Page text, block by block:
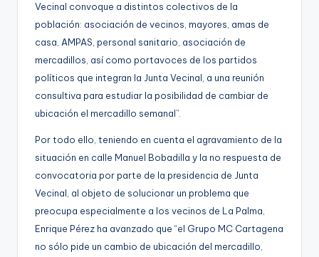
Vecinal convoque a distintos colectivos de la
población: asociación de vecinos, mayores, amas de
casa, AMPAS, personal sanitario, asociación de
mercadillos, así como portavoces de los partidos
políticos que integran la Junta Vecinal, a una reunión
consultiva para estudiar la posibilidad de cambiar de
ubicación el mercadillo semanal”.
Por todo ello, teniendo en cuenta el agravamiento de la
situación en calle Manuel Bobadilla y la no respuesta de
convocatoria por parte de la presidencia de Junta
Vecinal, al objeto de solucionar un problema que
preocupa especialmente a los vecinos de La Palma,
Enrique Pérez ha avanzado que “el Grupo MC Cartagena
no sólo pide un cambio de ubicación del mercadillo,